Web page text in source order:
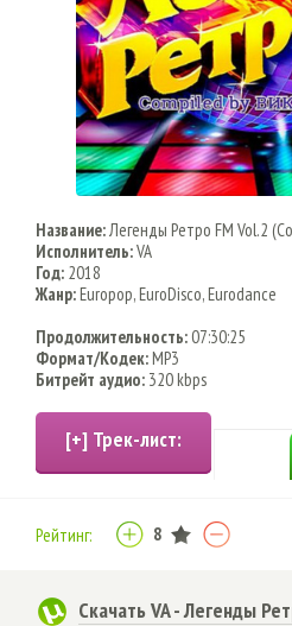
Название:Легенды Ретро FM Vol.2
Исполнитель:VA
Год: 2018
Жанр:Europop, EuroDisco, Eurodance
Продолжительность:07:30:25
Формат/Кодек:MP3
Битрейт аудио: 320 kbps
Рейтинг: 8
Скачать VA - Легенды